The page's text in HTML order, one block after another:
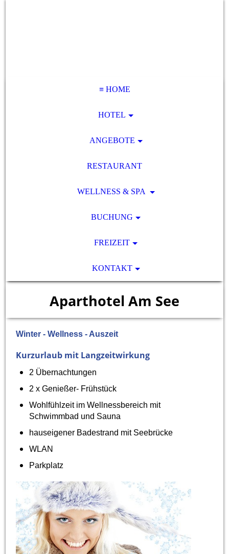
≡ HOME
HOTEL
ANGEBOTE
RESTAURANT
WELLNESS & SPA
BUCHUNG
FREIZEIT
KONTAKT
Aparthotel Am See
Winter - Wellness - Auszeit
Kurzurlaub mit Langzeitwirkung
2 Übernachtungen
2 x Genießer- Frühstück
Wohlfühlzeit im Wellnessbereich mit
Schwimmbad und Sauna
hauseigener Badestrand mit Seebrücke
WLAN
Parkplatz